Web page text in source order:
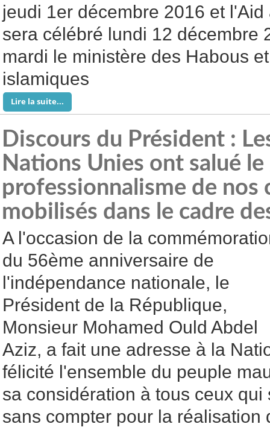
jeudi 1er décembre 2016 et
sera célébré lundi 12 décembre
mardi le ministère des Habous
islamiques
Lire la suite...
Discours du Président :
Nations Unies ont salué le
professionnalisme de nos
mobilisés dans le cadre
A l'occasion de la
du 56ème anniversaire de
l'indépendance nationale, le
Président de la République,
Monsieur Mohamed Ould Abdel
Aziz, a fait une adresse à la
félicité l'ensemble du peuple
sa considération à tous ceux qui
sans compter pour la réalisation